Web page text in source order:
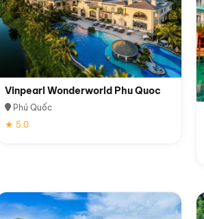
Vinpearl Wonderworld Phu Quoc
Phú Quốc
★ 5.0